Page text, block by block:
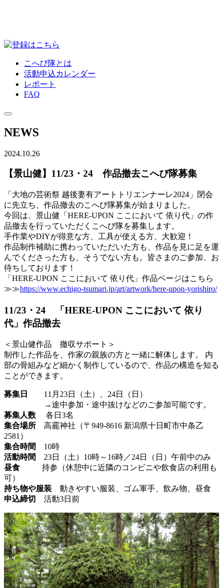
こへび隊とは
活動申込カレンダー
レポート
FAQ
NEWS
2024.10.26
【景山健】11/23・24 作品撤去こへび隊募集
「大地の芸術祭 越後妻有アートトリエンナーレ2024」閉会
に先立ち、作品撤去のこへび隊募集が始まりました。
今回は、景山健「HERE-UPON ここにおいて 依り代」の作
品撤去を行っていただくこへび隊を募集します。
手作業やDIYが得意な方、工具が使える方、大歓迎！
作品制作補助に携わっていただいた方も、作品を見に足を運
んでくださった方も、そうでない方も。皆さまのご参加、お
待ちしております！
「HERE-UPON ここにおいて 依り代」作品ページはこちら
≫≫https://www.echigo-tsumari.jp/art/artwork/here-upon-yorishiro/
11/23・24 「HERE-UPON ここにおいて 依り
代」作品撤去
＜景山健作品 撤収サポート＞
制作した作品を、作家の親族の方と一緒に解体します。 内
部の骨組みなど細かく制作しているので、作品の構造を知る
ことができます。
募集日
11月23日（土）、24日（日）
→途中参加・途中抜けなどのご参加可能です。
募集人数 各日3名
集合場所 高靇神社（〒949-8616 新潟県十日町市中条乙
2581）
集合時間
10時
活動時間
23日（土）10時～16時／24日（日）午前中のみ
昼食 持参（休憩中に近隣のコンビニや飲食店の利用も
可）
持ち物や服装 動きやすい服装、ゴム軍手、飲み物、昼食
申込締切
活動3日前